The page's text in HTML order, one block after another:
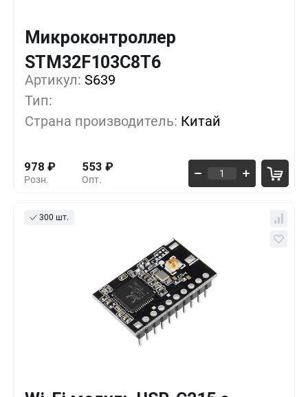
Микроконтроллер
STM32F103C8T6
Артикул: S639
Тип:
Страна производитель: Китай
Розн.
978 ₽
Опт.
553 ₽
10+ 0%
50+
100+ -34%
300 шт.